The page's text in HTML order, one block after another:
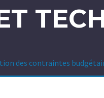
des contraintes